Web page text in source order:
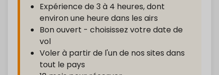
Expérience de 3 à 4 heures, dont
environ une heure dans les airs
Bon ouvert - choisissez votre date de
vol
Voler à partir de l'un de nos sites dans
tout le pays